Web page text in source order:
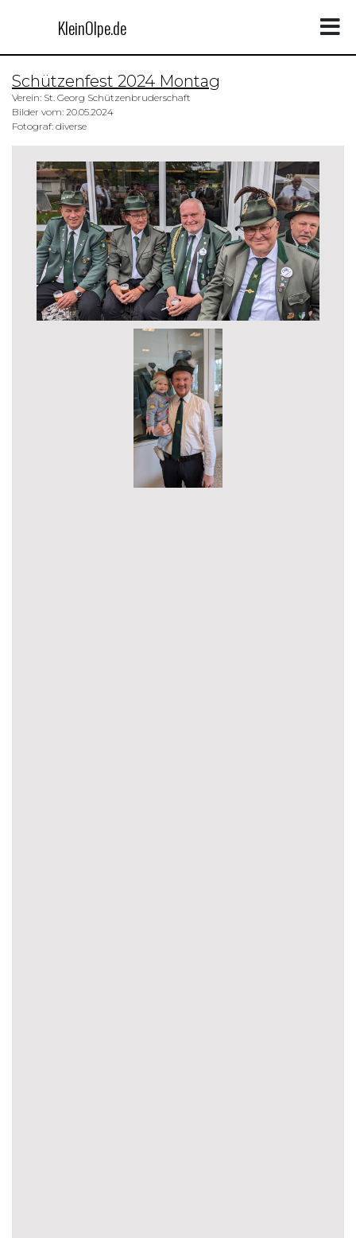
KleinOlpe.de
Schützenfest 2024 Montag
Verein: St. Georg Schützenbruderschaft
Bilder vom: 20.05.2024
Fotograf: diverse